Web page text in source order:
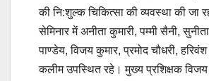
की नि:शुल्क चिकित्सा की व्यवस्था की जा
सेमिनार में अनीता कुमारी, पम्मी सैनी,
पाण्डेय, विजय कुमार, प्रमोद चौधरी,
कलीम उपस्थित रहे। मुख्य प्रशिक्षक विजय